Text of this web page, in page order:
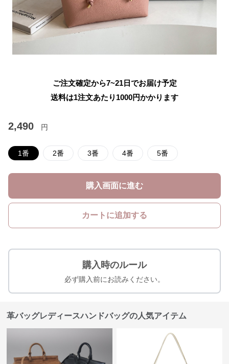
ご注文確定から7~21日でお届け予定
送料は1注文あたり 1000円かかります
2,490 円
1番 2番 3番 4番 5番
購入画面に進む
カートに追加する
購入時のルール
必ず購入前にお読みください。
革バッグレディースハンドバッグの人気アイテム